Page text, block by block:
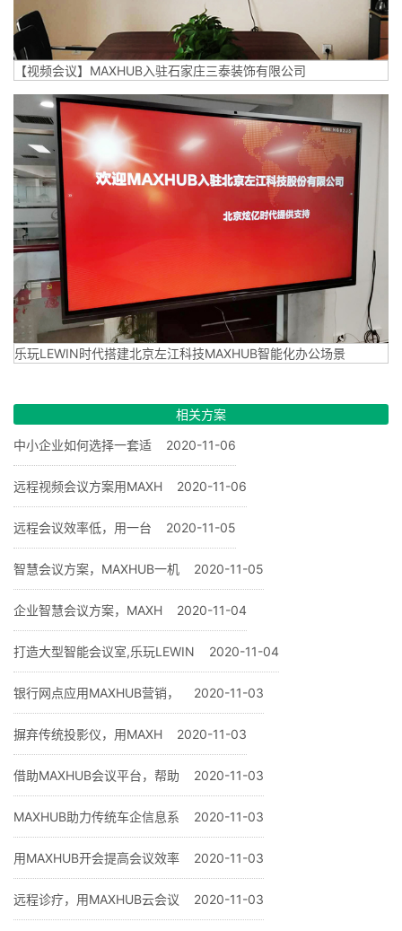
【视频会议】MAXHUB入驻石家庄三泰装饰有限公司
乐玩LEWIN时代搭建北京左江科技MAXHUB智能化办公场景
相关方案
中小企业如何选择一套适 2020-11-06
远程视频会议方案用MAXH 2020-11-06
远程会议效率低，用一台 2020-11-05
智慧会议方案，MAXHUB一机 2020-11-05
企业智慧会议方案，MAXH 2020-11-04
打造大型智能会议室,乐玩LEWIN 2020-11-04
银行网点应用MAXHUB营销， 2020-11-03
摒弃传统投影仪，用MAXH 2020-11-03
借助MAXHUB会议平台，帮助 2020-11-03
MAXHUB助力传统车企信息系 2020-11-03
用MAXHUB开会提高会议效率 2020-11-03
远程诊疗，用MAXHUB云会议 2020-11-03